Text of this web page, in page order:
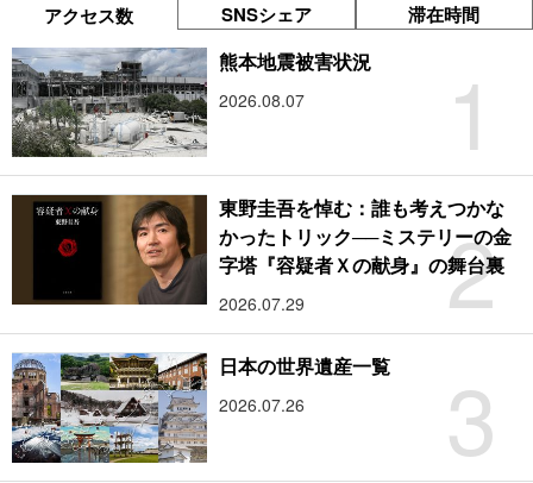
アクセス数 SNSシェア 滞在時間
1
熊本地震被害状況
2026.08.07
2
東野圭吾を悼む：誰も考えつかな
かったトリック──ミステリーの金
字塔『容疑者Ｘの献身』の舞台裏
2026.07.29
3
日本の世界遺産一覧
2026.07.26